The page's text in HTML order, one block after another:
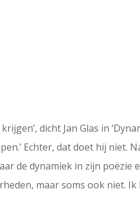
dicht Jan Glas in
Echter, dat doet hij niet.
de dynamiek in zijn poëzie
maar soms ook niet. Ik